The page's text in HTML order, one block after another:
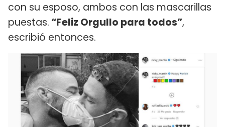
con su esposo, ambos con las mascarillas
puestas. “Feliz Orgullo para todos”,
escribió entonces.